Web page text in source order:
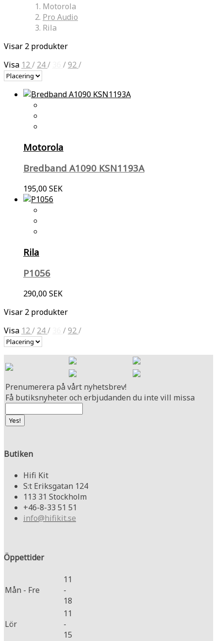
Motorola
Pro Audio
Rila
Visar 2 produkter
Visa 12/ 24/ /92/
Motorola
Bredband A1090 KSN1193A
195,00 SEK
Rila
P1056
290,00 SEK
Visar 2 produkter
Visa 12/ 24/ /92/
Prenumerera på vårt nyhetsbrev!
Få butiksnyheter och erbjudanden du inte vill missa
Butiken
Hifi Kit
S:t Eriksgatan 124
113 31 Stockholm
+46-8-33 51 51
info@hifikit.se
Öppettider
Mån - Fre
11
-
18
Lör
11
-
15